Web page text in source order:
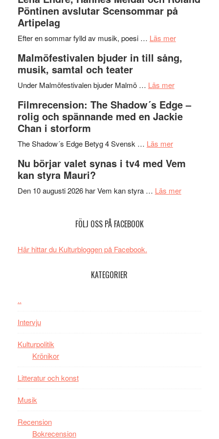
I
Delvis
genrens
terräng
på
Pöntinen avslutar Scensommar på
Artipelag
Efter en sommar fylld av musik, poesi … Läs merom
Endre,
Roland
Pöntinen
Artipelag
Malmöfestivalen bjuder in till sång,
musik, samtal och teater
Under Malmöfestivalen bjuder Malmö … Läs merom
bjuder
in
samtal
teater
Filmrecension: The Shadow´s Edge –
rolig och spännande med en Jackie
Chan i storform
The Shadow´s Edge Betyg 4 Svensk … Läs merom
The
´s
Nu börjar valet synas i tv4 med Vem
kan styra Mauri?
Den 10 augusti 2026 har Vem kan styra … Läs merom
FÖLJ OSS PÅ FACEBOOK
Här hittar du Kulturbloggen på Facebook.
KATEGORIER
..
Intervju
Kulturpolitik
Krönikor
Litteratur och konst
Musik
Recension
Bokrecension